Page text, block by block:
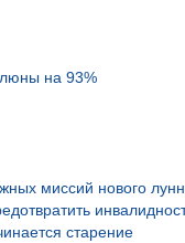
на 93%
миссий нового
старение